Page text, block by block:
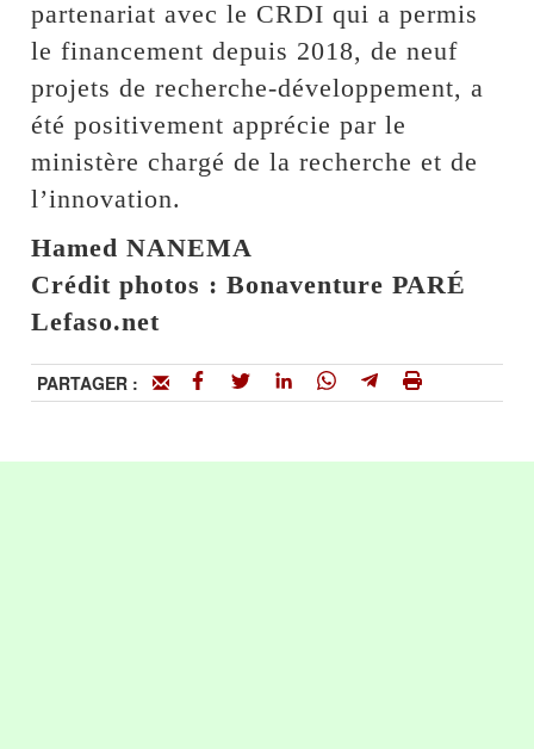
partenariat avec le CRDI qui a permis
le financement depuis 2018, de neuf
projets de recherche-développement, a
été positivement apprécie par le
ministère chargé de la recherche et de
l’innovation.
Hamed NANEMA
Crédit photos : Bonaventure PARÉ
Lefaso.net
PARTAGER :